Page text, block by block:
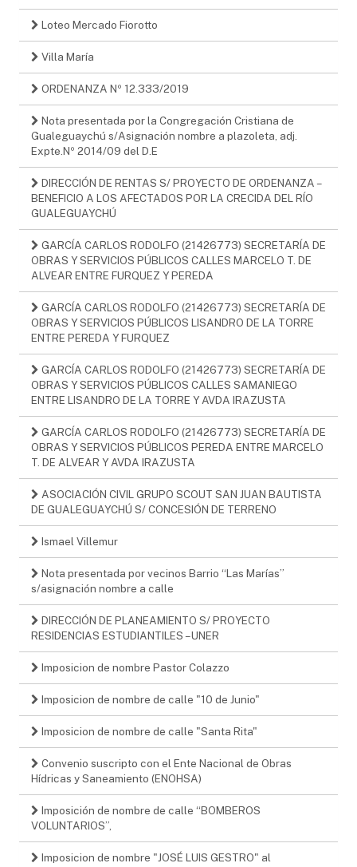
Loteo Mercado Fiorotto
Villa María
ORDENANZA Nº 12.333/2019
Nota presentada por la Congregación Cristiana de
Gualeguaychú s/Asignación nombre a plazoleta, adj.
Expte.Nº 2014/09 del D.E
DIRECCIÓN DE RENTAS S/ PROYECTO DE ORDENANZA –
BENEFICIO A LOS AFECTADOS POR LA CRECIDA DEL RÍO
GUALEGUAYCHÚ
GARCÍA CARLOS RODOLFO (21426773) SECRETARÍA DE
OBRAS Y SERVICIOS PÚBLICOS CALLES MARCELO T. DE
ALVEAR ENTRE FURQUEZ Y PEREDA
GARCÍA CARLOS RODOLFO (21426773) SECRETARÍA DE
OBRAS Y SERVICIOS PÚBLICOS LISANDRO DE LA TORRE
ENTRE PEREDA Y FURQUEZ
GARCÍA CARLOS RODOLFO (21426773) SECRETARÍA DE
OBRAS Y SERVICIOS PÚBLICOS CALLES SAMANIEGO
ENTRE LISANDRO DE LA TORRE Y AVDA IRAZUSTA
GARCÍA CARLOS RODOLFO (21426773) SECRETARÍA DE
OBRAS Y SERVICIOS PÚBLICOS PEREDA ENTRE MARCELO
T. DE ALVEAR Y AVDA IRAZUSTA
ASOCIACIÓN CIVIL GRUPO SCOUT SAN JUAN BAUTISTA
DE GUALEGUAYCHÚ S/ CONCESIÓN DE TERRENO
Ismael Villemur
Nota presentada por vecinos Barrio “Las Marías”
s/asignación nombre a calle
DIRECCIÓN DE PLANEAMIENTO S/ PROYECTO
RESIDENCIAS ESTUDIANTILES – UNER
Imposicion de nombre Pastor Colazzo
Imposicion de nombre de calle "10 de Junio"
Imposicion de nombre de calle "Santa Rita"
Convenio suscripto con el Ente Nacional de Obras
Hídricas y Saneamiento (ENOHSA)
Imposición de nombre de calle “BOMBEROS
VOLUNTARIOS”,
Imposicion de nombre "JOSÉ LUIS GESTRO" al